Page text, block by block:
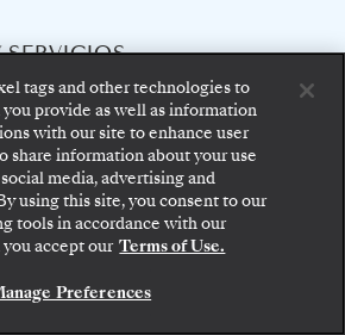
SERVICIOS
en cada suite
la tripulación por cada huésped
las 24 horas
al centro de la ciudad cuando lo
su suite y revise las tarifas y los
antes de confirmar de forma
Silversea.
RESERVE SU SUITE
tags and other technologies to
provide as well as information
with our site to enhance user
share information about your use
media, advertising and
using this site, you consent to our
tools in accordance with our
you accept our Terms of Use.
Preferences